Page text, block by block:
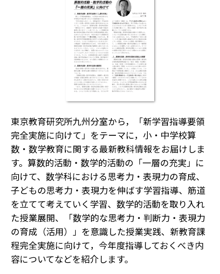
東京教育研究所九州分室から，「新学習指導要領
完全実施に向けて」をテーマに，小・中学校算
数・数学教育に関する最新教科情報をお届けしま
す。算数的活動・数学的活動の「一層の充実」に
向けて、数学科における思考力・表現力の育成、
子どもの思考力・表現力を伸ばす学習指導、筋道
を立てて考えていく学習、数学的活動を取り入れ
た授業展開、「数学的な思考力・判断力・表現力
の育成（活用）」を意識した授業実践、新教育課
程完全実施に向けて，今年度指導しておくべき内
容についてなどを紹介します。